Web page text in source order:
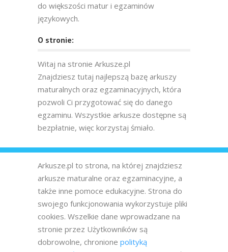
do większości matur i egzaminów
językowych.
O stronie:
Witaj na stronie Arkusze.pl
Znajdziesz tutaj najlepszą bazę arkuszy
maturalnych oraz egzaminacyjnych, która
pozwoli Ci przygotować się do danego
egzaminu. Wszystkie arkusze dostępne są
bezpłatnie, więc korzystaj śmiało.
Arkusze.pl to strona, na której znajdziesz
arkusze maturalne oraz egzaminacyjne, a
także inne pomoce edukacyjne. Strona do
swojego funkcjonowania wykorzystuje pliki
cookies. Wszelkie dane wprowadzane na
stronie przez Użytkowników są
dobrowolne, chronione polityką